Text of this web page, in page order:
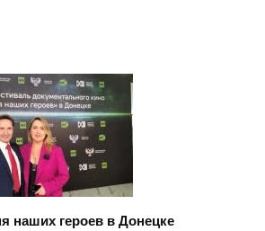
наших героев в Донецке